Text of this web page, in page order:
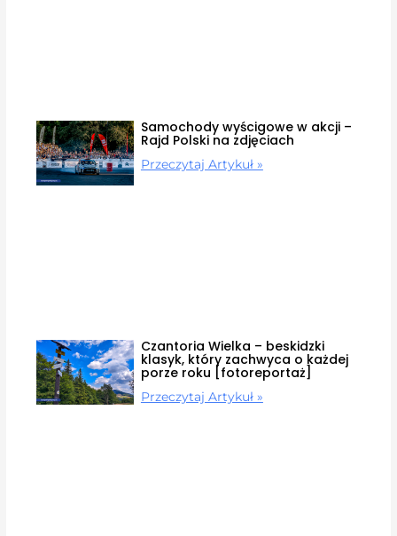
Samochody wyścigowe w akcji –
Rajd Polski na zdjęciach
Przeczytaj Artykuł »
Czantoria Wielka – beskidzki
klasyk, który zachwyca o każdej
porze roku [fotoreportaż]
Przeczytaj Artykuł »